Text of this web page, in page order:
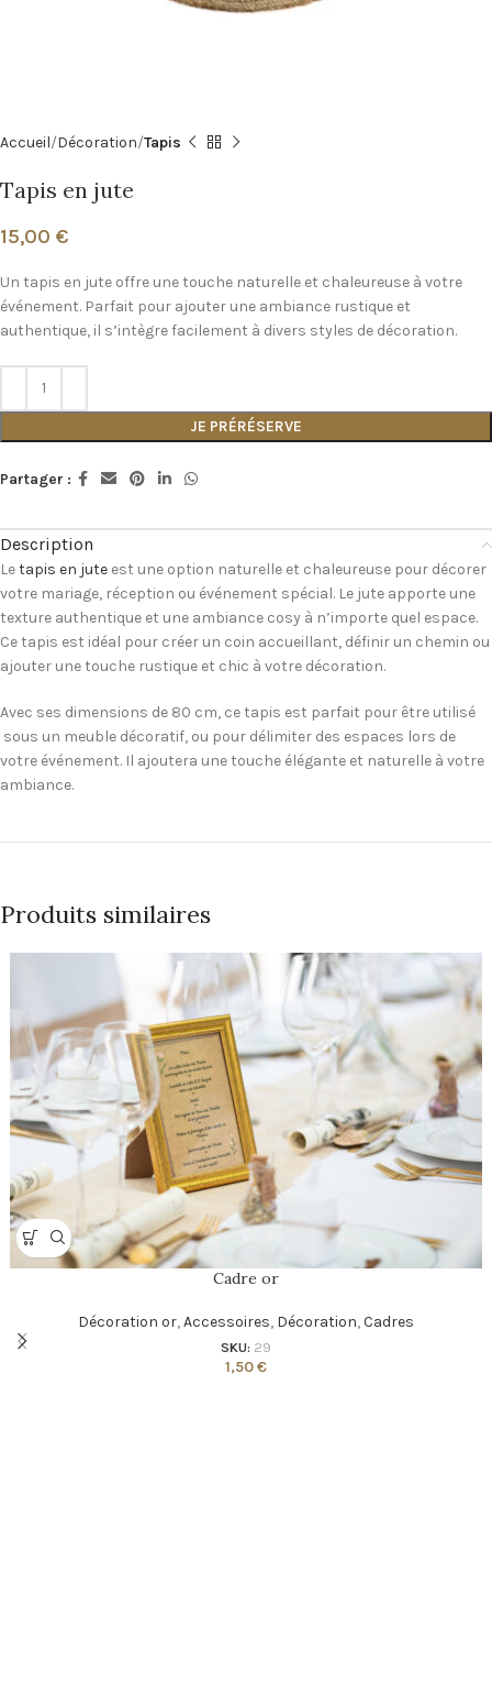
Accueil Décoration Tapis
Tapis en jute
15,00 €
Un tapis en jute offre une touche naturelle et chaleureuse à votre
événement. Parfait pour ajouter une ambiance rustique et
authentique, il s’intègre facilement à divers styles de décoration.
JE PRÉRÉSERVE
Partager :
Description
Letapis en jute est une option naturelle et chaleureuse pour décorer
votre mariage, réception ou événement spécial. Le jute apporte une
texture authentique et une ambiance cosy à n’importe quel espace.
Ce tapis est idéal pour créer un coin accueillant, définir un chemin ou
ajouter une touche rustique et chic à votre décoration.
Avec ses dimensions de 80 cm, ce tapis est parfait pour être utilisé
sous un meuble décoratif, ou pour délimiter des espaces lors de
votre événement. Il ajoutera une touche élégante et naturelle à votre
ambiance.
Produits similaires
Cadre or
Décoration or,Accessoires, Décoration,Cadres
SKU: 29
1,50€